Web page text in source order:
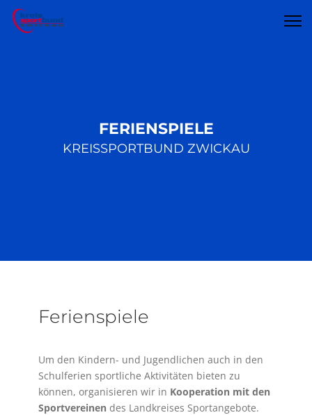
FERIENSPIELE
KREISSPORTBUND ZWICKAU
Ferienspiele
Um den Kindern- und Jugendlichen auch in den
Schulferien sportliche Aktivitäten bieten zu
können, organisieren wir in Kooperation mit den
Sportvereinen des Landkreises Sportangebote.